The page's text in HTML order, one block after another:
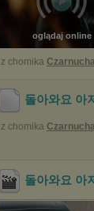
oglądaj online
z chomika
돌아와요 아
z chomika
돌아와요 아